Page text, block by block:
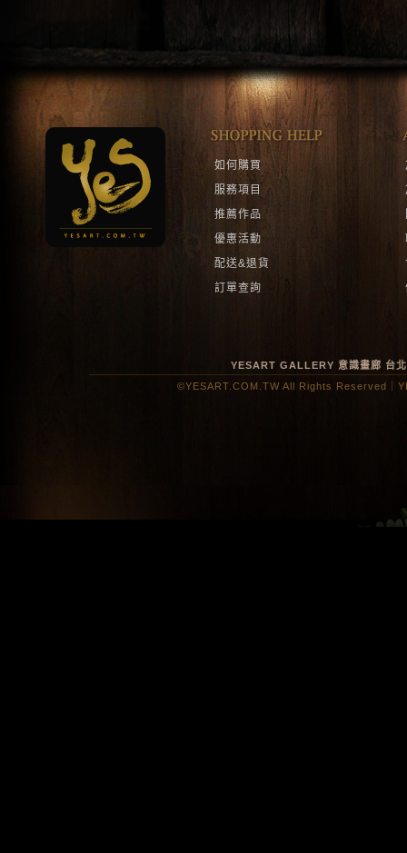
如何購買
服務項目
推薦作品
優惠活動
配送&退貨
訂單查詢
YESART GALLERY 意識畫廊 台
©YESART.COM.TW All Rights Reserved｜